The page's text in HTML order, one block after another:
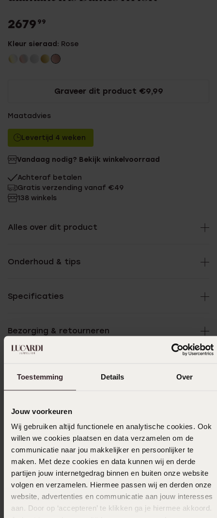
Toestemming Details Over
Jouw voorkeuren
Wij gebruiken altijd functionele en analytische cookies. Ook
willen we cookies plaatsen en data verzamelen om de
communicatie naar jou makkelijker en persoonlijker te
maken. Met deze cookies en data kunnen wij en derde
partijen jouw internetgedrag binnen en buiten onze website
volgen en verzamelen. Hiermee passen wij en derden onze
website, advertenties en communicatie aan jouw interesses
aan. Door op ‘accepteren’ te klikken ga je hiermee akkoord.
2679 99
Kleur sieraad: Rose
Graveer dit product €9,99
Maatadvies
Levertijd 4 weken
Vandaag nodig? Bekijk winkelvoorraad
Achteraf betalen
Gratis verzending vanaf €49
138 winkels
Alles over dit product
Onderhoud & tips
Specificaties
Bezorging & retourneren
bestellingen
Ook leuk voor jou
Anderen kochten ook